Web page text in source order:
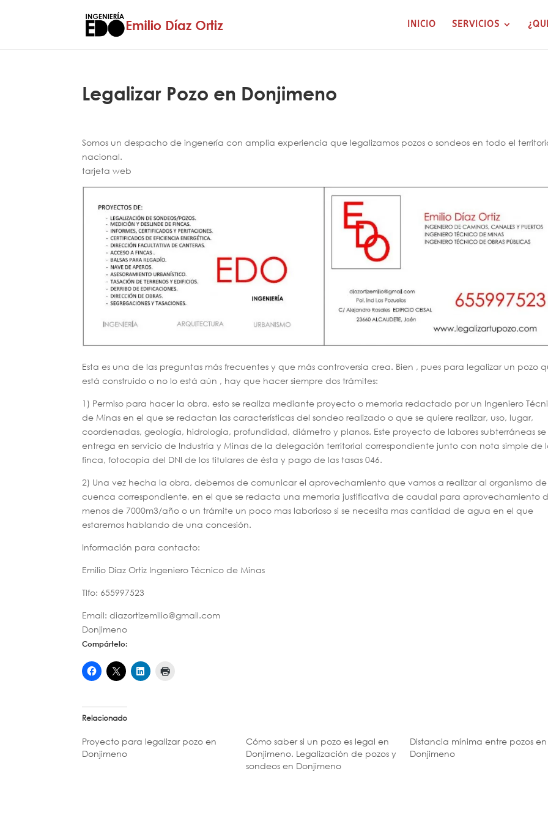
INICIO SERVICIOS
Legalizar Pozo en Donjimeno
Somos un despacho de ingenería con amplia experiencia que legalizamos pozos o sondeos en todo el
nacional.
tarjeta web
Esta es una de las preguntas más frecuentes y que más controversia crea. Bien , pues para legalizar un pozo
está construido o no lo está aún , hay que hacer siempre dos trámites:
1) Permiso para hacer la obra, esto se realiza mediante proyecto o memoria redactado por un Ingeniero
de Minas en el que se redactan las características del sondeo realizado o que se quiere realizar, uso, lugar,
coordenadas, geología, hidrologia, profundidad, diámetro y planos. Este proyecto de labores subterráneas se
entrega en servicio de Industria y Minas de la delegación territorial correspondiente junto con nota simple de
finca, fotocopia del DNI de los titulares de ésta y pago de las tasas 046.
2) Una vez hecha la obra, debemos de comunicar el aprovechamiento que vamos a realizar al organismo de
cuenca correspondiente, en el que se redacta una memoria justificativa de caudal para aprovechamiento
menos de 7000m3/año o un trámite un poco mas laborioso si se necesita mas cantidad de agua en el que
estaremos hablando de una concesión.
Información para contacto:
Emilio Díaz Ortiz Ingeniero Técnico de Minas
Tlfo: 655997523
Email: diazortizemilio@gmail.com
Donjimeno
Compártelo:
Relacionado
Proyecto para legalizar pozo en
Donjimeno
Cómo saber si un pozo es legal en
Donjimeno. Legalización de pozos y
sondeos en Donjimeno
Distancia mínima entre pozos en
Donjimeno